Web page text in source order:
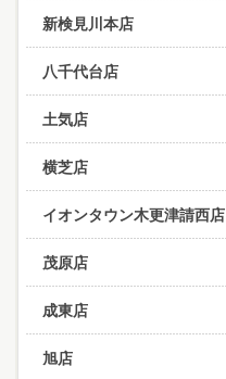
新検見川本店
八千代台店
土気店
横芝店
イオンタウン木更津請西店
茂原店
成東店
旭店